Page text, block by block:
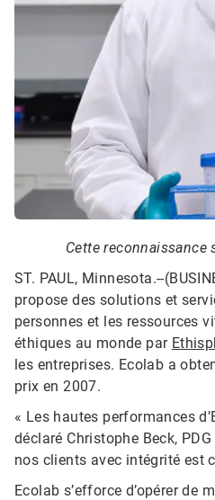
Cette reconnaissance
ST. PAUL, Minnesota.--
propose des solutions et
personnes et les ressources
éthiques au monde par
les entreprises. Ecolab a
prix en 2007.
« Les hautes performances
déclaré Christophe Beck,
nos clients avec intégrité est
Ecolab s’efforce d’opérer de